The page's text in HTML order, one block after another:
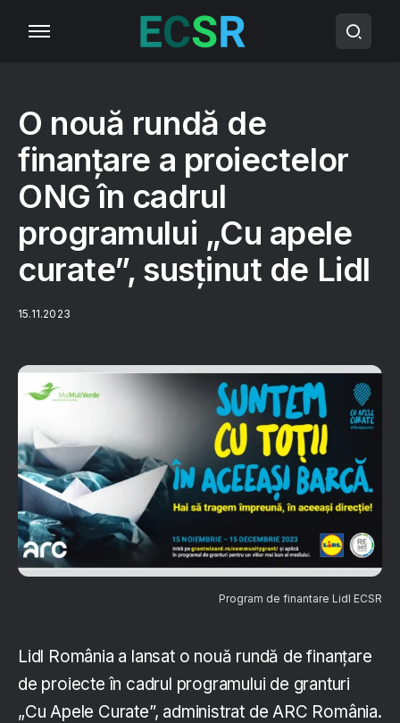
O nouă rundă de
finanțare a proiectelor
ONG în cadrul
programului „Cu apele
curate”, susținut de Lidl
15.11.2023
Program de finantare Lidl ECSR
Lidl România a lansat o nouă rundă de finanțare
de proiecte în cadrul programului de granturi
„Cu Apele Curate”, administrat de ARC România.